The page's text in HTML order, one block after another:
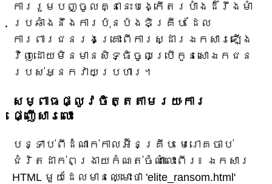
ការរួមបញ្ចូលគ្នានេះបង្កើតរបាំងដ៏រឹងមាំ
ប្រឆាំងនឹងការប៉ុនប៉ងឌិគ្រីប ដែល
ការពារជនរងគ្រោះពីការស្ដារឯកសារឡើង
វិញដោយមិនមានសិទ្ធិចូលប្រើកូនសោឯកជន
របស់អ្នកវាយប្រហារ។
សម្ពាធផ្លូវចិត្តតាមរយៈការ
ផ្ញើសារលោះ
បន្ទាប់ពីដំណាក់កាលអ៊ិនគ្រីប មេរោគចាប់
ជំរិតដាក់ពង្រាយកំណត់ចំណាំលោះពីរ៖ ឯកសារ
HTML មួយដែលមានឈ្មោះថា 'elite_ransom.html'